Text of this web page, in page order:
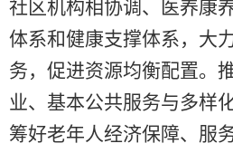
社区机构相协调、医养康
体系和健康支撑体系，大
务，促进资源均衡配置。
业、基本公共服务与多样
筹好老年人经济保障、服